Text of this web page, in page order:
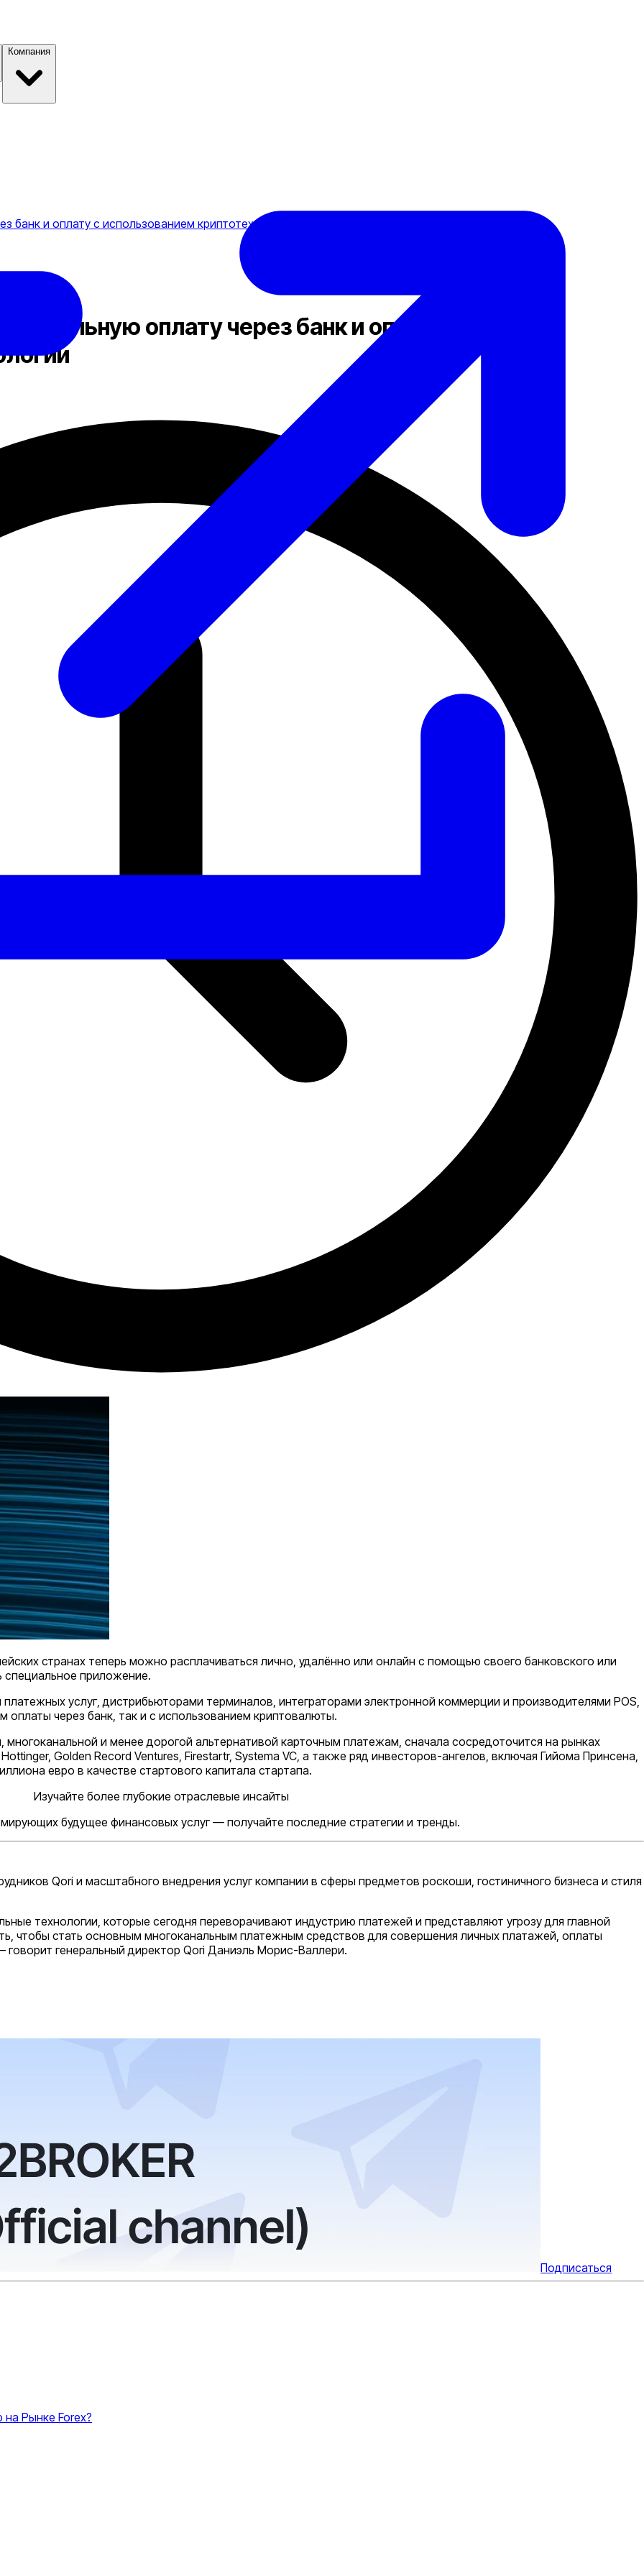
Компания
банк и оплату с использованием криптотехнологии
оплату через банк и оплату с
странах теперь можно расплачиваться лично, удалённо или онлайн с помощью своего банковского или
специальное приложение.
услуг, дистрибьюторами терминалов, интеграторами электронной коммерции и производителями POS,
оплаты через банк, так и с использованием криптовалюты.
и менее дорогой альтернативой карточным платежам, сначала сосредоточится на рынках
Golden Record Ventures, Firestartr, Systema VC, а также ряд инвесторов-ангелов, включая Гийома Принсена,
евро в качестве стартового капитала стартапа.
Изучайте более глубокие отраслевые инсайты
будущее финансовых услуг — получайте последние стратегии и тренды.
Qori и масштабного внедрения услуг компании в сферы предметов роскоши, гостиничного бизнеса и стиля
технологии, которые сегодня переворачивают индустрию платежей и представляют угрозу для главной
чтобы стать основным многоканальным платежным средствов для совершения личных платажей, оплаты
говорит генеральный директор Qori Даниэль Морис-Валлери.
Подписаться
Рынке Forex?